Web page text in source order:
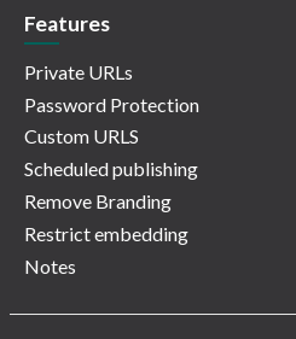
Features
Private URLs
Password Protection
Custom URLS
Scheduled publishing
Remove Branding
Restrict embedding
Notes